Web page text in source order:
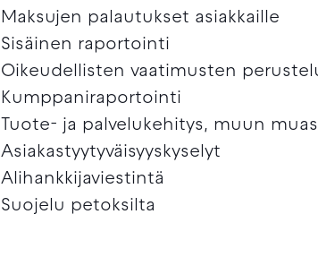
Maksujen palautukset asiakkaille
Sisäinen raportointi
Oikeudellisten vaatimusten
Kumppaniraportointi
Tuote- ja palvelukehitys, muun
Asiakastyytyväisyyskyselyt
Alihankkijaviestintä
Suojelu petoksilta